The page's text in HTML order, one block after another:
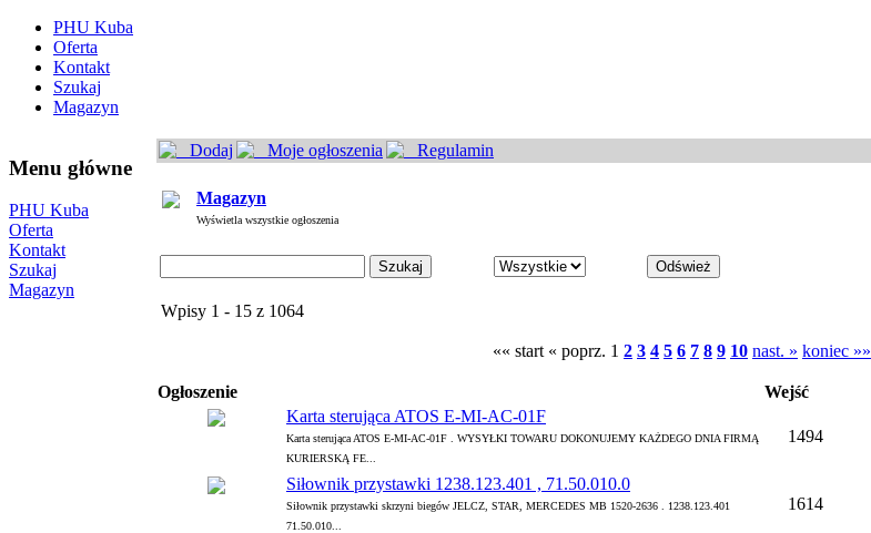
PHU Kuba
Oferta
Kontakt
Szukaj
Magazyn
Menu główne
PHU Kuba
Oferta
Kontakt
Szukaj
Magazyn
Dodaj Moje ogłoszenia Regulamin
Magazyn
Wyświetla wszystkie ogłoszenia
Wpisy 1 - 15 z 1064
«« start « poprz. 1 2 3 4 5 6 7 8 9 10 nast. » koniec »»
Ogłoszenie Wejść
Karta sterująca ATOS E-MI-AC-01F
Karta sterująca ATOS E-MI-AC-01F . WYSYŁKI TOWARU DOKONUJEMY KAŻDEGO DNIA FIRMĄ
KURIERSKĄ FE...
1494
Siłownik przystawki 1238.123.401 , 71.50.010.0
Siłownik przystawki skrzyni biegów JELCZ, STAR, MERCEDES MB 1520-2636 . 1238.123.401
71.50.010...
1614